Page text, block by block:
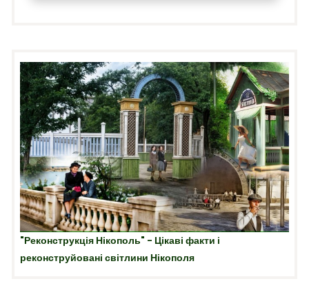
"Реконструкція Нікополь" - Цікаві факти і
реконструйовані світлини Нікополя